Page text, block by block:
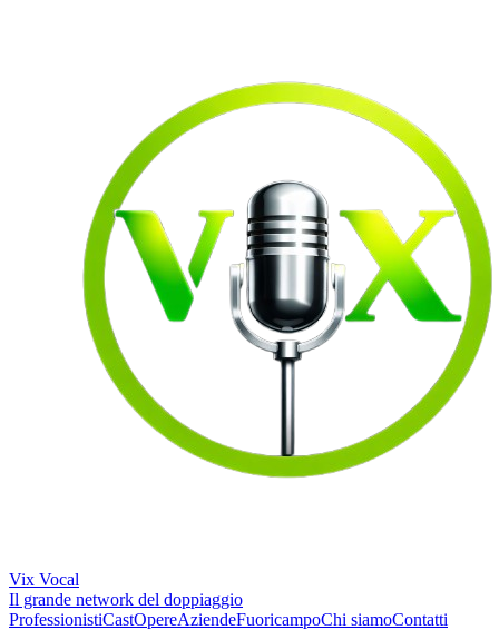
Vix Vocal
Il grande network del doppiaggio
ProfessionistiCastOpereAziendeFuoricampoChi siamoContatti